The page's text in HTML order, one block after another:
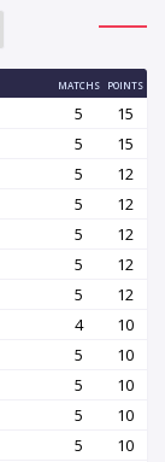
MATCHS POINTS
5
15
5
15
5
12
5
12
5
12
5
12
5
12
4
10
5
10
5
10
5
10
5
10